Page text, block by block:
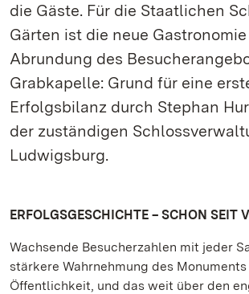
die Gäste. Für die Staatlichen
Gärten ist die neue
Abrundung des
Grabkapelle: Grund für eine
Erfolgsbilanz durch Stephan
der zuständigen
Ludwigsburg.
ERFOLGSGESCHICHTE – SCHON SEIT
Wachsende Besucherzahlen mit jeder
stärkere Wahrnehmung des
Öffentlichkeit, und das weit über den